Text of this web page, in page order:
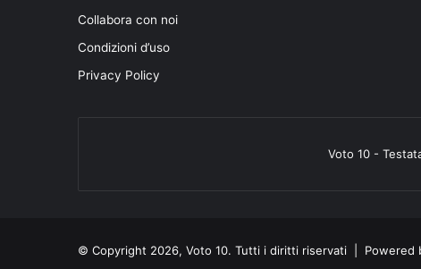
Collabora con noi
Condizioni d’uso
Privacy Policy
Voto 10 -
© Copyright 2026, Voto 10. Tutti i diritti riservati | Powered